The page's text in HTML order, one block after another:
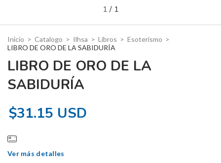
1 / 1
Inicio > Catalogo > Ilhsa > Libros > Esoterismo >
LIBRO DE ORO DE LA SABIDURÍA
LIBRO DE ORO DE LA
SABIDURÍA
$31.15 USD
Ver más detalles